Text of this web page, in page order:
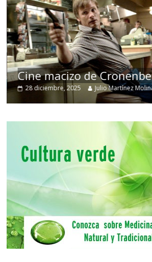
Cine macizo de Cronenberg
28 diciembre, 2025 Julio Martínez Molina